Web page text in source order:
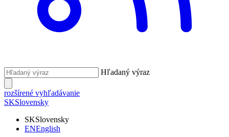
Hľadaný výraz
rozšírené vyhľadávanie
SKSlovensky
SKSlovensky
ENEnglish